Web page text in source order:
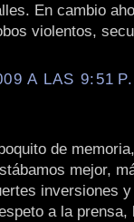
En cambio
violentos,
A LAS 9:51
de
mejor,
inversiones
a la prensa,